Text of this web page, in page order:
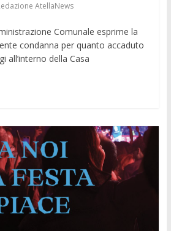
AtellaNews
Comunale esprime la
condanna per quanto accaduto
all’interno della Casa